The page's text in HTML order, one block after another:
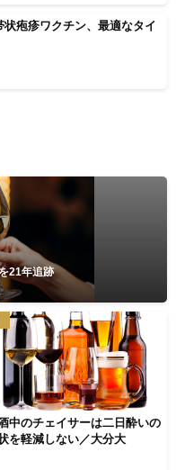
疱疹ワクチン、最適なタイ
21年追跡
中のチェイサーは二日酔いの
を軽減しない／大分大